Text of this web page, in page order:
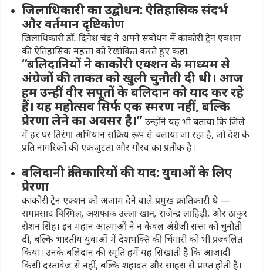
जिलाधिकारी का उद्बोधन: ऐतिहासिक संदर्भ
और वर्तमान दृष्टिकोण
जिलाधिकारी डॉ. दिनेश चंद्रने अपने संबोधन मेंकाकोरी ट्रेन एक्शन
की ऐतिहासिक महत्ता को रेखांकित करते हुए कहा:
“बलिदानियों ने काकोरी एक्शन के माध्यम से
अंग्रेजों की ताकत को खुली चुनौती दी थी। आज
हम उन्हीं वीर सपूतों के बलिदान को याद कर रहे
हैं। यह महोत्सव सिर्फ एक स्मरण नहीं, बल्कि
प्रेरणा लेने का अवसर है।”उन्होंने यह भी बताया कि जिले
मेंहर घर तिरंगाअभियान सक्रिय रूप से चलाया जा रहा है, जो देश के
प्रति नागरिकों की एकजुटता और गौरव का प्रतीक है।
बलिदानी क्रांतिकारियों की याद: युवाओं के लिए
प्रेरणा
काकोरी ट्रेन एक्शन को अंजाम देने वाले प्रमुख क्रांतिकारी थे —
रामप्रसाद बिस्मिल, अशफाक उल्ला खान, राजेन्द्र लाहिड़ी, औरठाकुर
रोशन सिंह। इन महान आत्माओं ने न केवल अंग्रेजी सत्ता को चुनौती
दी, बल्कि भारतीय युवाओं में देशभक्ति की चिंगारी को भी प्रज्वलित
किया। उनके बलिदान की स्मृति हमें यह सिखाती है कि आजादी
किसी दस्तावेज से नहीं, बल्कि शहादत और साहस से प्राप्त होती है।